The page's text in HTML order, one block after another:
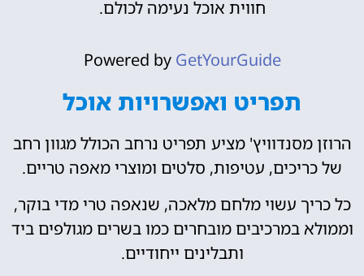
חווית אוכל נעימה לכולם.
Powered by GetYourGuide
תפריט ואפשרויות אוכל
הרוזן מסנדוויץ' מציע תפריט נרחב הכולל מגוון רחב
של כריכים, עטיפות, סלטים ומוצרי מאפה טריים.
כל כריך עשוי מלחם מלאכה, שנאפה טרי מדי בוקר,
וממולא במרכיבים מובחרים כמו בשרים מגולפים ביד
ותבלינים ייחודיים.